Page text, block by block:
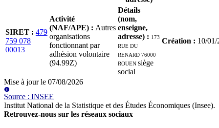
SIRET : 479
759 078
00013
Activité
(NAF/APE) : Autres
organisations
fonctionnant par
adhésion volontaire
(94.99Z)
Détails
(nom,
enseigne,
adresse) : 173
RUE DU
RENARD 76000
ROUENsiège
social
Création : 10/01/
Mise à jour le 07/08/2026
Source : INSEE
Institut National de la Statistique et des Études Économiques (Insee).
Retrouvez-nous sur les réseaux sociaux